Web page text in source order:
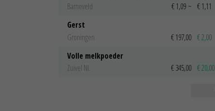
Barneveld
€ 1,09 ~ € 1,11
Gerst
Groningen
€ 197,00 € 2,00
Volle melkpoeder
Zuivel NL
€ 345,00 € 20,00